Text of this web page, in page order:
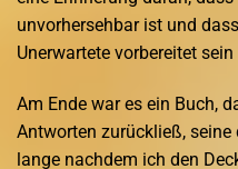
unvorhersehbar ist und
Unerwartete vorbereitet
Am Ende war es ein Buch,
Antworten zurückließ,
lange nachdem ich den